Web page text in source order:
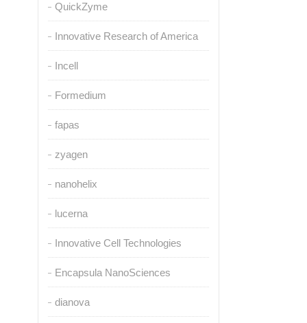
QuickZyme
Innovative Research of America
Incell
Formedium
fapas
zyagen
nanohelix
lucerna
Innovative Cell Technologies
Encapsula NanoSciences
dianova